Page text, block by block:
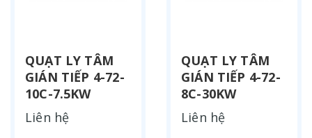
QUẠT LY TÂM
GIÁN TIẾP 4-72-
10C-7.5KW
Liên hệ
QUẠT LY TÂM
GIÁN TIẾP 4-72-
8C-30KW
Liên hệ